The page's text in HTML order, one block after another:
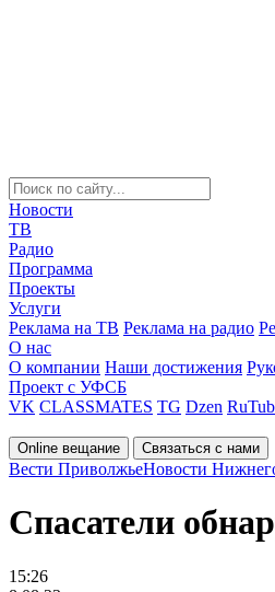
Новости
ТВ
Радио
Программа
Проекты
Услуги
Реклама на ТВ Реклама на радио
О нас
О компании Наши достижения
Проект с УФСБ
VK CLASSMATES TG Dzen
Online вещание Связаться с нами
Вести ПриволжьеНовости
Спасатели
15:26